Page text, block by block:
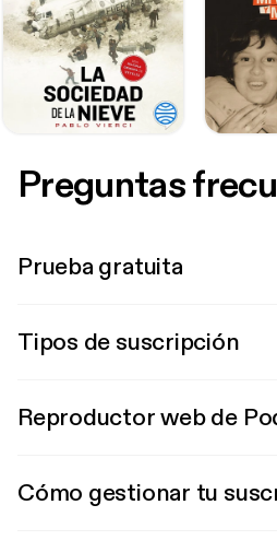
Preguntas
Prueba gratuita
Tipos de suscripción
Reproductor web de
Cómo gestionar tu